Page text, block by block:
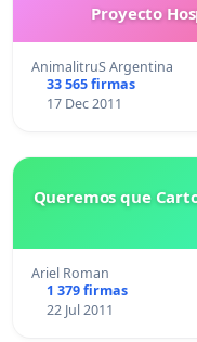
Proyecto
AnimalitruS Argentina
33 565 firmas
17 Dec 2011
Queremos que
Ariel Roman
1 379 firmas
22 Jul 2011